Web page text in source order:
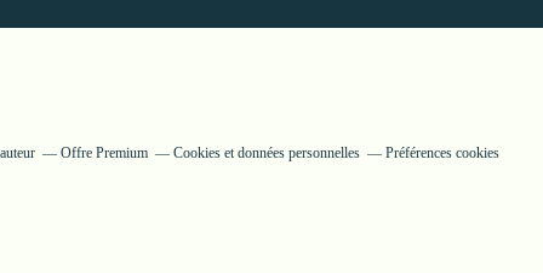
Offre Premium Cookies et données personnelles Préférences cookies